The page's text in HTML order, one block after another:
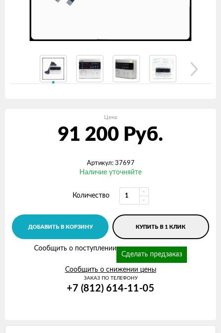
Цена
91 200 Руб.
Артикул: 37697
Наличие уточняйте
Количество
ДОБАВИТЬ В КОРЗИНУ КУПИТЬ В 1 КЛИК
Сообщить о поступлении
Сделать предзаказ
Сообщить о снижении цены
ЗАКАЗ ПО ТЕЛЕФОНУ
+7 (812) 614-11-05